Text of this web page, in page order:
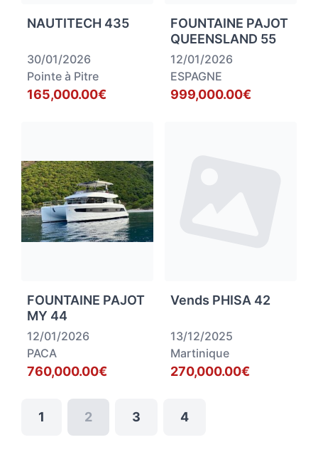
NAUTITECH 435
30/01/2026
Pointe à Pitre
165,000.00€
FOUNTAINE PAJOT
QUEENSLAND 55
12/01/2026
ESPAGNE
999,000.00€
FOUNTAINE PAJOT
MY 44
12/01/2026
PACA
760,000.00€
Vends PHISA 42
13/12/2025
Martinique
270,000.00€
1 2 3 4